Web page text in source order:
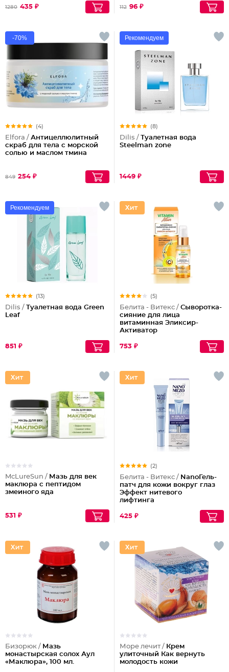
1280 435 ₽ 112 96 ₽
-70%
(4)
Elfora / Антицеллюлитный
скраб для тела с морской
солью и маслом тмина
849 254 ₽
Рекомендуем
(8)
Dilis / Туалетная вода
Steelman zone
1449 ₽
Рекомендуем
(13)
Dilis / Туалетная вода Green
Leaf
851 ₽
(5)
Белита - Витекс / Сыворотка-
сияние для лица
витаминная Эликсир-
Активатор
753 ₽
McLureSun / Мазь для век
маклюра с пептидом
змеиного яда
531 ₽
(2)
Белита - Витекс / NanoГель-
патч для кожи вокруг глаз
Эффект нитевого
лифтинга
425 ₽
Бизорюк / Мазь
монастырская солох Аул
«Маклюра», 100 мл.
Море лечит / Крем
улиточный Как вернуть
молодость кожи